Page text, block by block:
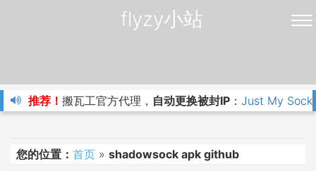
flyzy小站
推荐！ 搬瓦工官方代理， 自动更换被封IP ： Just My
您的位置： 首页 » shadowsock apk github